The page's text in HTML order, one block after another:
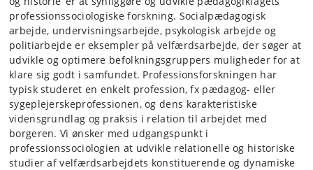
professionssociologiske forskning. Socialpædagogisk
arbejde, undervisningsarbejde, psykologisk arbejde og
politiarbejde er eksempler på velfærdsarbejde, der søger at
udvikle og optimere befolkningsgruppers muligheder for at
klare sig godt i samfundet. Professionsforskningen har
typisk studeret en enkelt profession, fx pædagog- eller
sygeplejerskeprofessionen, og dens karakteristiske
vidensgrundlag og praksis i relation til arbejdet med
borgeren. Vi ønsker med udgangspunkt i
professionssociologien at udvikle relationelle og historiske
studier af velfærdsarbejdets konstituerende og dynamiske